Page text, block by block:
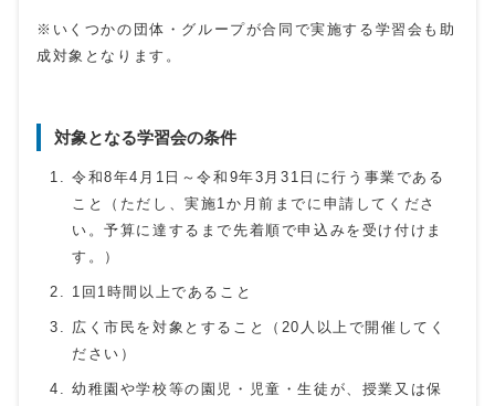
※いくつかの団体・グループが合同で実施する学習会も助
成対象となります。
対象となる学習会の条件
令和8年4月1日～令和9年3月31日に行う事業である
こと（ただし、実施1か月前までに申請してくださ
い。予算に達するまで先着順で申込みを受け付けま
す。）
1回1時間以上であること
広く市民を対象とすること（20人以上で開催してく
ださい）
幼稚園や学校等の園児・児童・生徒が、授業又は保